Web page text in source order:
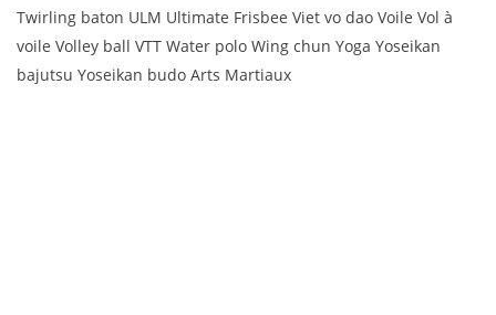
Twirling baton ULM Ultimate Frisbee Viet vo dao Voile Vol à
voile Volley ball VTT Water polo Wing chun Yoga Yoseikan
bajutsu Yoseikan budo Arts Martiaux